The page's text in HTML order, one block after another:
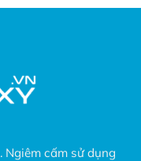
Ngiêm cấm sử dụng